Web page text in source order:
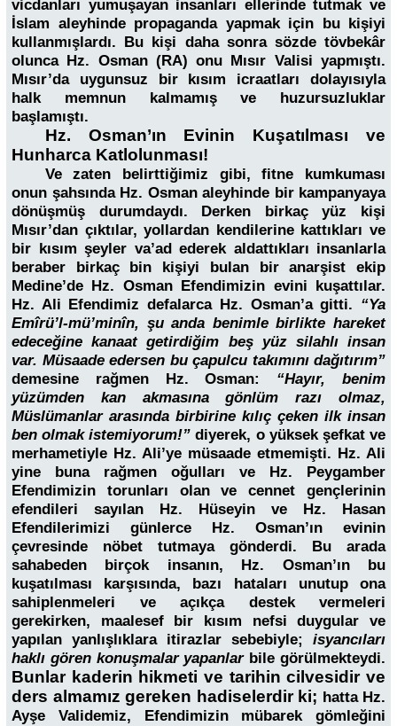
vicdanları yumuşayan insanları ellerinde tutmak ve
İslam aleyhinde propaganda yapmak için bu kişiyi
kullanmışlardı. Bu kişi daha sonra sözde tövbekâr
olunca Hz. Osman (RA) onu Mısır Valisi yapmıştı.
Mısır’da uygunsuz bir kısım icraatları dolayısıyla
halk memnun kalmamış ve huzursuzluklar
başlamıştı.
Hz. Osman’ın Evinin Kuşatılması ve
Hunharca Katlolunması!
Ve zaten belirttiğimiz gibi, fitne kumkuması
onun şahsında Hz. Osman aleyhinde bir kampanyaya
dönüşmüş durumdaydı. Derken birkaç yüz kişi
Mısır’dan çıktılar, yollardan kendilerine kattıkları ve
bir kısım şeyler va’ad ederek aldattıkları insanlarla
beraber birkaç bin kişiyi bulan bir anarşist ekip
Medine’de Hz. Osman Efendimizin evini kuşattılar.
Hz. Ali Efendimiz defalarca Hz. Osman’a gitti. “Ya
Emîrü’l-mü’minîn, şu anda benimle birlikte hareket
edeceğine kanaat getirdiğim beş yüz silahlı insan
var. Müsaade edersen bu çapulcu takımını dağıtırım”
demesine rağmen Hz. Osman:
“Hayır, benim
yüzümden kan akmasına gönlüm razı olmaz,
Müslümanlar arasında birbirine kılıç çeken ilk insan
ben olmak istemiyorum!” diyerek, o yüksek şefkat ve
merhametiyle Hz. Ali’ye müsaade etmemişti. Hz. Ali
yine buna rağmen oğulları ve Hz. Peygamber
Efendimizin torunları olan ve cennet gençlerinin
efendileri sayılan Hz. Hüseyin ve Hz. Hasan
Efendilerimizi günlerce Hz. Osman’ın evinin
çevresinde nöbet tutmaya gönderdi. Bu arada
sahabeden birçok insanın, Hz. Osman’ın bu
kuşatılması karşısında, bazı hataları unutup ona
sahiplenmeleri ve açıkça destek vermeleri
gerekirken, maalesef bir kısım nefsi duygular ve
yapılan yanlışlıklara itirazlar sebebiyle; isyancıları
haklı gören konuşmalar yapanlarbile görülmekteydi.
Bunlar kaderin hikmeti ve tarihin cilvesidir ve
ders almamız gereken hadiselerdir ki; hatta Hz.
Ayşe Validemiz, Efendimizin mübarek gömleğini